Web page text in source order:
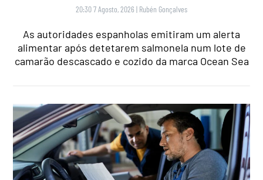
20:30 7 Agosto, 2026 | Rubén Gonçalves
As autoridades espanholas emitiram um alerta
alimentar após detetarem salmonela num lote de
camarão descascado e cozido da marca Ocean Sea